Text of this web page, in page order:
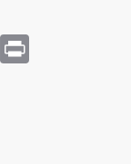
Telegram